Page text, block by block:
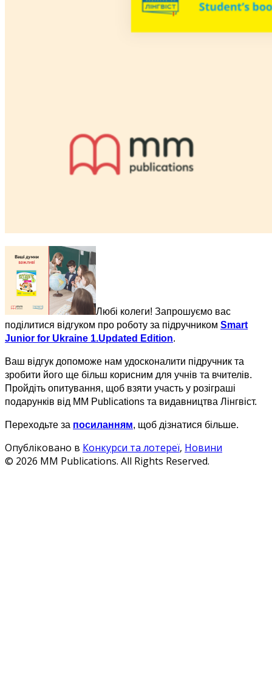
Любі колеги! Запрошуємо вас
поділитися відгуком про роботу за підручником Smart
Junior for Ukraine 1.Updated Edition.
Ваш відгук допоможе нам удосконалити підручник та
зробити його ще більш корисним для учнів та вчителів.
Пройдіть опитування, щоб взяти участь у розіграші
подарунків від MM Publications та видавництва Лінгвіст.
Переходьте за посиланням, щоб дізнатися більше.
Опубліковано в Конкурси та лотереї, Новини
© 2026 MM Publications. All Rights Reserved.